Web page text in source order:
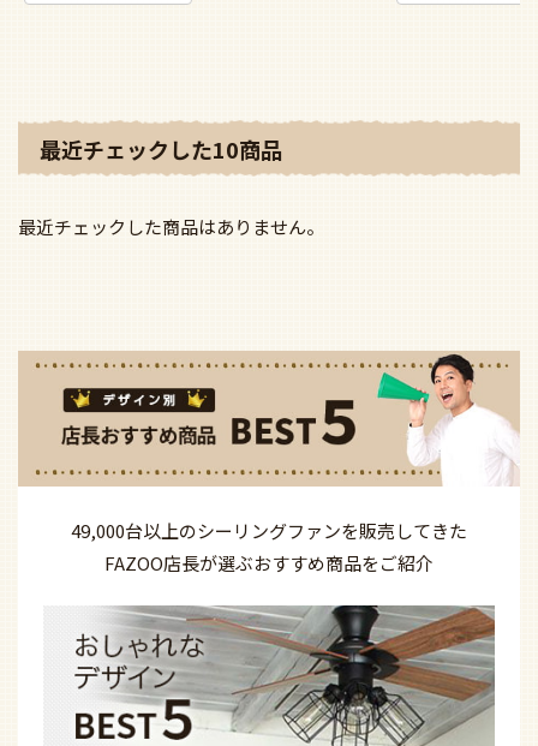
最近チェックした10商品
最近チェックした商品はありません。
49,000台以上のシーリングファンを販売してきた
FAZOO店長が選ぶおすすめ商品をご紹介